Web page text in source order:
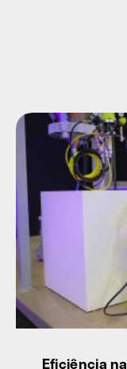
Eficiência